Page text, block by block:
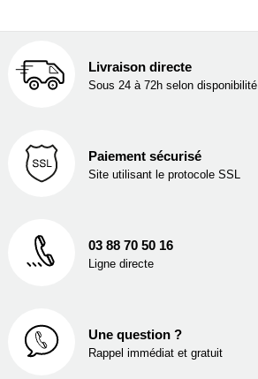
Livraison directe
Sous 24 à 72h selon disponibilité
Paiement sécurisé
Site utilisant le protocole SSL
03 88 70 50 16
Ligne directe
Une question ?
Rappel immédiat et gratuit